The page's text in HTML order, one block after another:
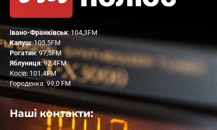
Івано-Франківськ: 104,3FM
Калуш: 105,5FM
Рогатин: 97,5FM
Яблуниця: 92,4FM
Косів: 101,4FM
Городенка: 99,0 FM
Наші контакти: